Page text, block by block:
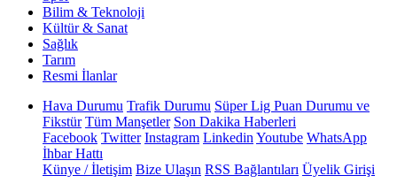
Bilim & Teknoloji
Kültür & Sanat
Sağlık
Tarım
Resmi İlanlar
Hava Durumu Trafik Durumu Süper Lig Puan Durumu ve
Fikstür Tüm Manşetler Son Dakika Haberleri
Facebook Twitter Instagram Linkedin Youtube WhatsApp
İhbar Hattı
Künye / İletişim Bize Ulaşın RSS Bağlantıları Üyelik Girişi